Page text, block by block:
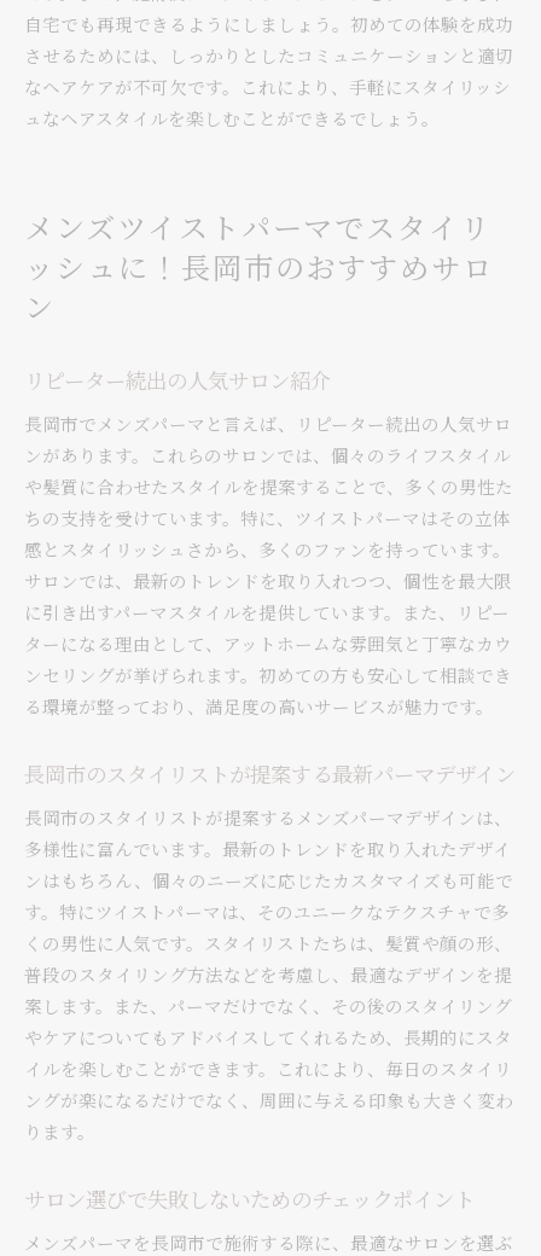
自宅でも再現できるようにしましょう。初めての体験を成功
させるためには、しっかりとしたコミュニケーションと適切
なヘアケアが不可欠です。これにより、手軽にスタイリッシ
ュなヘアスタイルを楽しむことができるでしょう。
メンズツイストパーマでスタイリ
ッシュに！長岡市のおすすめサロ
ン
リピーター続出の人気サロン紹介
長岡市でメンズパーマと言えば、リピーター続出の人気サロ
ンがあります。これらのサロンでは、個々のライフスタイル
や髪質に合わせたスタイルを提案することで、多くの男性た
ちの支持を受けています。特に、ツイストパーマはその立体
感とスタイリッシュさから、多くのファンを持っています。
サロンでは、最新のトレンドを取り入れつつ、個性を最大限
に引き出すパーマスタイルを提供しています。また、リピー
ターになる理由として、アットホームな雰囲気と丁寧なカウ
ンセリングが挙げられます。初めての方も安心して相談でき
る環境が整っており、満足度の高いサービスが魅力です。
長岡市のスタイリストが提案する最新パーマデザイン
長岡市のスタイリストが提案するメンズパーマデザインは、
多様性に富んでいます。最新のトレンドを取り入れたデザイ
ンはもちろん、個々のニーズに応じたカスタマイズも可能で
す。特にツイストパーマは、そのユニークなテクスチャで多
くの男性に人気です。スタイリストたちは、髪質や顔の形、
普段のスタイリング方法などを考慮し、最適なデザインを提
案します。また、パーマだけでなく、その後のスタイリング
やケアについてもアドバイスしてくれるため、長期的にスタ
イルを楽しむことができます。これにより、毎日のスタイリ
ングが楽になるだけでなく、周囲に与える印象も大きく変わ
ります。
サロン選びで失敗しないためのチェックポイント
メンズパーマを長岡市で施術する際に、最適なサロンを選ぶ